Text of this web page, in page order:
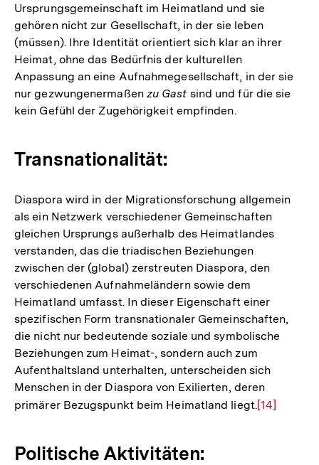
Fußnote
Ursprungsgemeinschaft im Heimatland und sie
gehören nicht zur Gesellschaft, in der sie leben
(müssen). Ihre Identität orientiert sich klar an ihrer
Heimat, ohne das Bedürfnis der kulturellen
Anpassung an eine Aufnahmegesellschaft, in der sie
nur gezwungenermaßen zu Gast sind und für die sie
kein Gefühl der Zugehörigkeit empfinden.
Transnationalität:
Diaspora wird in der Migrationsforschung allgemein
als ein Netzwerk verschiedener Gemeinschaften
gleichen Ursprungs außerhalb des Heimatlandes
verstanden, das die triadischen Beziehungen
zwischen der (global) zerstreuten Diaspora, den
verschiedenen Aufnahmeländern sowie dem
Heimatland umfasst. In dieser Eigenschaft einer
spezifischen Form transnationaler Gemeinschaften,
die nicht nur bedeutende soziale und symbolische
Beziehungen zum Heimat-, sondern auch zum
Aufenthaltsland unterhalten, unterscheiden sich
Menschen in der Diaspora von Exilierten, deren
primärer Bezugspunkt beim Heimatland liegt.Zur
[14]
Politische Aktivitäten: